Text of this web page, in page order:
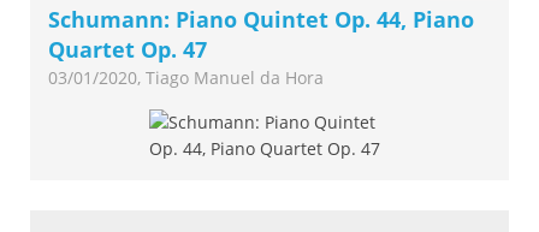
Schumann: Piano Quintet Op. 44, Piano
Quartet Op. 47
03/01/2020, Tiago Manuel da Hora